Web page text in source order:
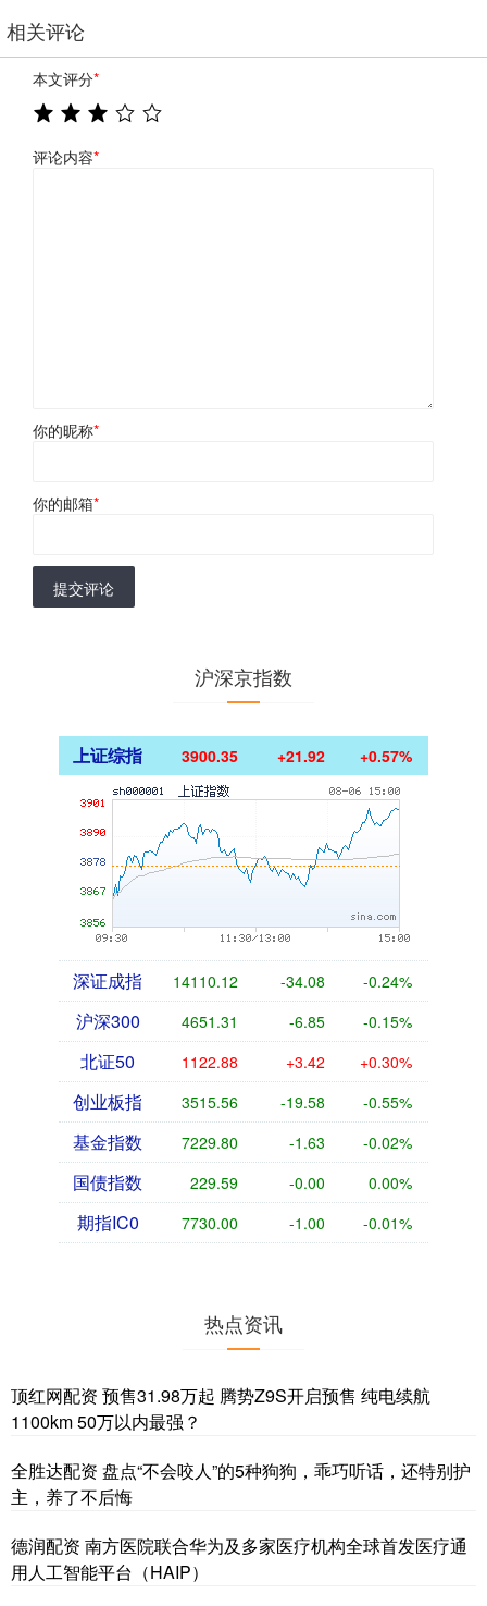
相关评论
本文评分*
评论内容*
你的昵称*
你的邮箱*
提交评论
沪深京指数
上证综指 3900.35 +21.92 +0.57%
深证成指 14110.12 -34.08 -0.24%
沪深300 4651.31 -6.85 -0.15%
北证50 1122.88 +3.42 +0.30%
创业板指 3515.56 -19.58 -0.55%
基金指数 7229.80 -1.63 -0.02%
国债指数 229.59 -0.00 0.00%
期指IC0 7730.00 -1.00 -0.01%
热点资讯
顶红网配资 预售31.98万起 腾势Z9S开启预售 纯电续航
1100km 50万以内最强？
全胜达配资 盘点“不会咬人”的5种狗狗，乖巧听话，还特别护
主，养了不后悔
德润配资 南方医院联合华为及多家医疗机构全球首发医疗通
用人工智能平台（HAIP）